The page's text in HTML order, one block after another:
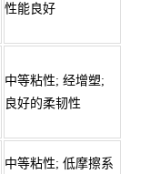
性能良好
中等粘性; 经增塑;
良好的柔韧性
中等粘性; 低摩擦系